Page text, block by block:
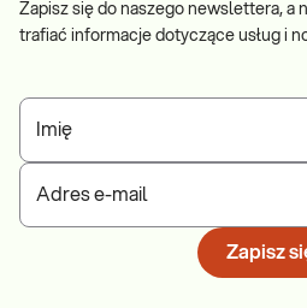
Zapisz się do naszego newslettera, a
trafiać informacje dotyczące usług i
Imię
Adres e-mail
Zapisz